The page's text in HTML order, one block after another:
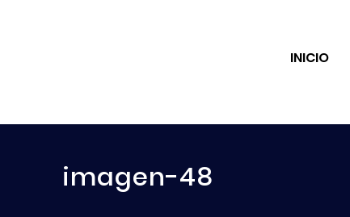
INICIO
imagen-48